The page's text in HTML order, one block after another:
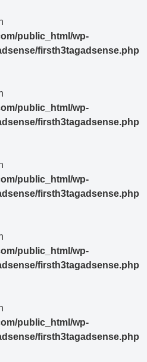
public_html/wp-
firsth3tagadsense.php
public_html/wp-
firsth3tagadsense.php
public_html/wp-
firsth3tagadsense.php
public_html/wp-
firsth3tagadsense.php
public_html/wp-
firsth3tagadsense.php